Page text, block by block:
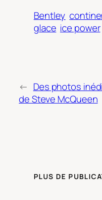
Bentley
glace ice power
← Des photos
de Steve McQueen
PLUS DE